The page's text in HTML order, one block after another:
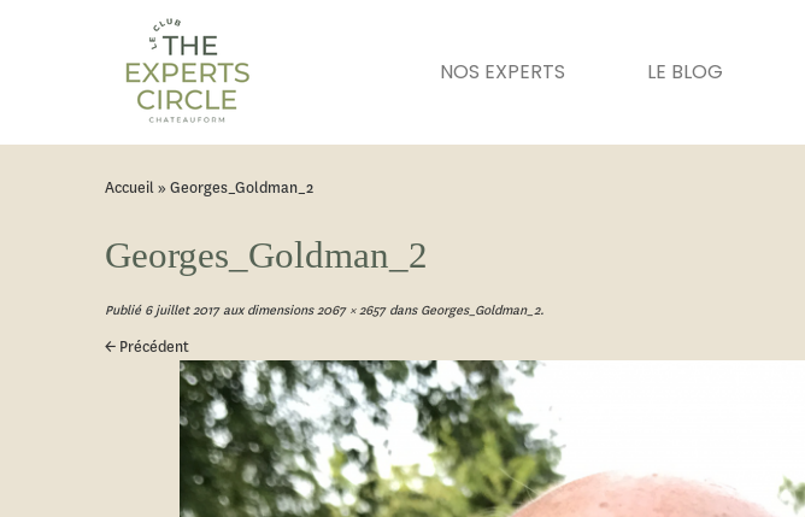
NOS EXPERTS LE BLOG
Accueil» Georges_Goldman_2
Georges_Goldman_2
Publié 6 juillet 2017aux dimensions2067 × 2657dansGeorges_Goldman_2.
← Précédent